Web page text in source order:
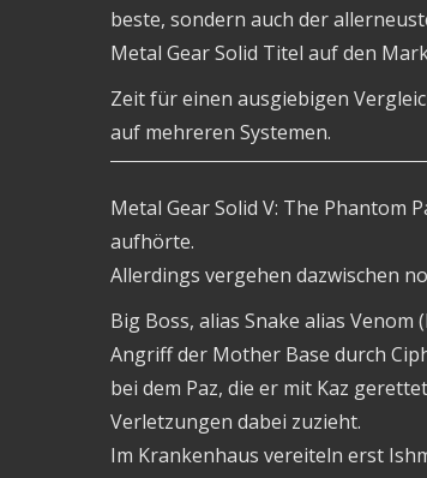
beste, sondern auch der
Metal Gear Solid Titel auf den
Zeit für einen ausgiebigen
auf mehreren Systemen.
Metal Gear Solid V: The Phantom
aufhörte.
Allerdings vergehen dazwischen
Big Boss, alias Snake alias Venom
Angriff der Mother Base durch
bei dem Paz, die er mit Kaz
Verletzungen dabei zuzieht.
Im Krankenhaus vereiteln erst